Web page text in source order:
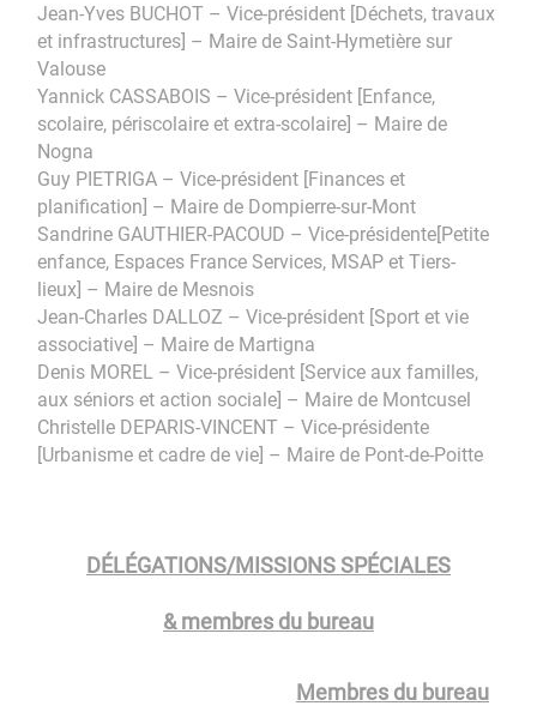
Jean-Yves BUCHOT – Vice-président [Déchets, travaux
et infrastructures] – Maire de Saint-Hymetière sur
Valouse
Yannick CASSABOIS – Vice-président [Enfance,
scolaire, périscolaire et extra-scolaire] – Maire de
Nogna
Guy PIETRIGA – Vice-président [Finances et
planification] – Maire de Dompierre-sur-Mont
Sandrine GAUTHIER-PACOUD – Vice-présidente[Petite
enfance, Espaces France Services, MSAP et Tiers-
lieux] – Maire de Mesnois
Jean-Charles DALLOZ – Vice-président [Sport et vie
associative] – Maire de Martigna
Denis MOREL – Vice-président [Service aux familles,
aux séniors et action sociale] – Maire de Montcusel
Christelle DEPARIS-VINCENT – Vice-présidente
[Urbanisme et cadre de vie] – Maire de Pont-de-Poitte
DÉLÉGATIONS/MISSIONS SPÉCIALES
& membres du bureau
Membres du bureau